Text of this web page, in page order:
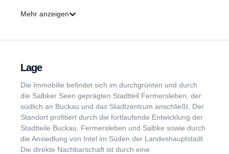
Zentralheizung erneuert. Die Hausgemeinschaft ist
präsentieren sich sauber und ordentlich. Die zum Verkauf
verfügt über vielseitige Nutzungsmöglichkeiten. Vom
zentralen Flur der Wohnung werden die zwei Wohnräume
sowie eine abgeschlossene Küche sowie ein
Tageslichtbad erschlossen. Die Fenster sind
isolierverglast, Fensterbänke aus Naturstein,
Bodenbeläge mit Teppich bzw. Fliesen ausgestattet. Zur
Wohnung gehört ein Keller sowie ein fest zugewiesener
PKW-Abstellplatz im Innenhof.
Mehr anzeigen
Lage
Die Immobilie befindet sich im durchgrünten und durch
die Salbker Seen geprägten Stadtteil Fermersleben, der
südlich an Buckau und das Stadtzentrum anschließt. Der
Standort profitiert durch die fortlaufende Entwicklung der
Stadtteile Buckau, Fermersleben und Salbke sowie durch
die Ansiedlung von Intel im Süden der Landeshauptstadt.
Die direkte Nachbarschaft ist durch eine